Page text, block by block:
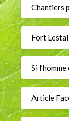
Chantiers
Fort
Si
Article